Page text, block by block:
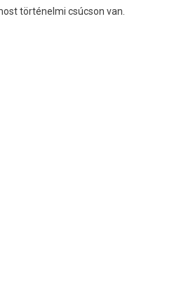
történelmi csúcson van.